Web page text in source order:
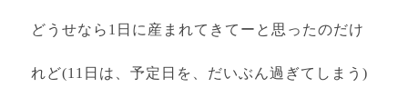
どうせなら1日に産まれてきてーと思ったのだけ
れど(11日は、予定日を、だいぶん過ぎてしまう)